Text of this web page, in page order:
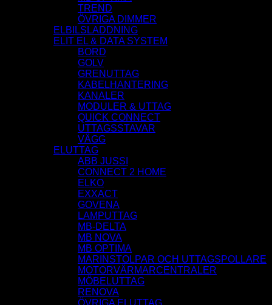
TREND
ÖVRIGA DIMMER
ELBILSLADDNING
ELIT EL & DATA SYSTEM
BORD
GOLV
GRENUTTAG
KABELHANTERING
KANALER
MODULER & UTTAG
QUICK CONNECT
UTTAGSSTAVAR
VÄGG
ELUTTAG
ABB JUSSI
CONNECT 2 HOME
ELKO
EXXACT
GOVENA
LAMPUTTAG
MB-DELTA
MB NOVA
MB OPTIMA
MARINSTOLPAR OCH UTTAGSPOLLARE
MOTORVÄRMARCENTRALER
MÖBELUTTAG
RENOVA